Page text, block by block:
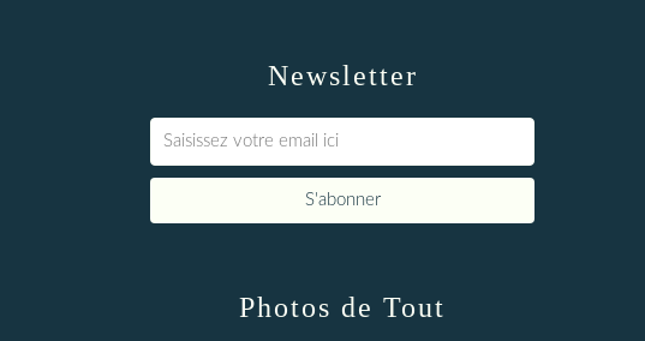
Newsletter
Photos de Tout